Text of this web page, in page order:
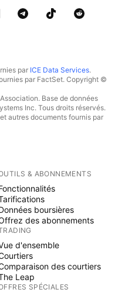
par ICE Data Services.
par FactSet. Copyright ©
Base de données
Inc. Tous droits réservés.
autres documents fournis par
& ABONNEMENTS
boursières
des abonnements
d'ensemble
des courtiers
Leap
SPÉCIALES